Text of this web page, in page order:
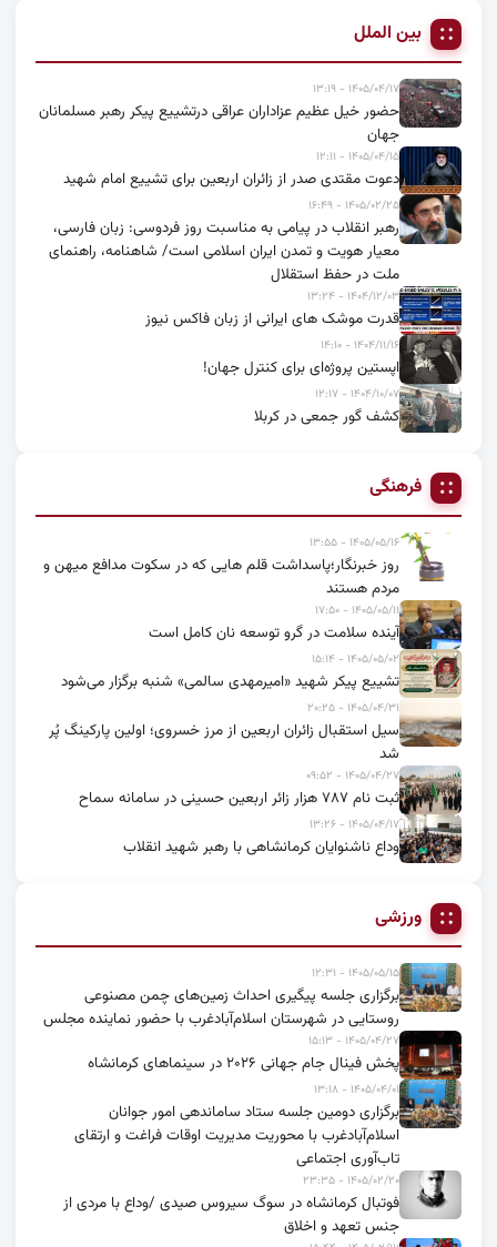
بین الملل
۱۴۰۵/۰۴/۱۷ - ۱۳:۱۹
حضور خیل عظیم عزاداران عراقی درتشییع پیکر رهبر مسلمانان
جهان
۱۴۰۵/۰۴/۱۵ - ۱۲:۱۱
دعوت مقتدی صدر از زائران اربعین برای تشییع امام شهید
۱۴۰۵/۰۲/۲۵ - ۱۶:۴۹
رهبر انقلاب در پیامی به مناسبت روز فردوسی: زبان فارسی،
معیار هویت و تمدن ایران اسلامی است/ شاهنامه، راهنمای
ملت در حفظ استقلال
۱۴۰۴/۱۲/۰۳ - ۱۳:۲۴
قدرت موشک های ایرانی از زبان فاکس نیوز
۱۴۰۴/۱۱/۱۶ - ۱۴:۱۰
اپستین پروژه‌ای برای کنترل جهان!
۱۴۰۴/۱۰/۰۷ - ۱۲:۱۷
کشف گور جمعی در کربلا
فرهنگی
۱۴۰۵/۰۵/۱۶ - ۱۳:۵۵
روز خبرنگار؛پاسداشت قلم هایی که در سکوت مدافع میهن و
مردم هستند
۱۴۰۵/۰۵/۱۱ - ۱۷:۵۰
آینده سلامت در گرو توسعه نان کامل است
۱۴۰۵/۰۵/۰۲ - ۱۵:۱۴
تشییع پیکر شهید «امیرمهدی سالمی» شنبه برگزار می‌شود
۱۴۰۵/۰۴/۳۱ - ۲۰:۲۵
سیل استقبال زائران اربعین از مرز خسروی؛ اولین پارکینگ پُر
شد
۱۴۰۵/۰۴/۲۷ - ۰۹:۵۲
ثبت نام ۷۸۷ هزار زائر اربعین حسینی در سامانه سماح
۱۴۰۵/۰۴/۱۷ - ۱۳:۲۶
وداع ناشنوایان کرمانشاهی با رهبر شهید انقلاب
ورزشی
۱۴۰۵/۰۵/۱۵ - ۱۲:۳۱
برگزاری جلسه پیگیری احداث زمین‌های چمن مصنوعی
روستایی در شهرستان اسلام‌آبادغرب با حضور نماینده مجلس
۱۴۰۵/۰۴/۲۷ - ۱۵:۱۳
پخش فینال جام جهانی ۲۰۲۶ در سینماهای کرمانشاه
۱۴۰۵/۰۴/۰۱ - ۱۳:۱۸
برگزاری دومین جلسه ستاد ساماندهی امور جوانان
اسلام‌آبادغرب با محوریت مدیریت اوقات فراغت و ارتقای
تاب‌آوری اجتماعی
۱۴۰۵/۰۲/۲۰ - ۲۳:۳۵
فوتبال کرمانشاه در سوگ سیروس صیدی /وداع با مردی از
جنس تعهد و اخلاق